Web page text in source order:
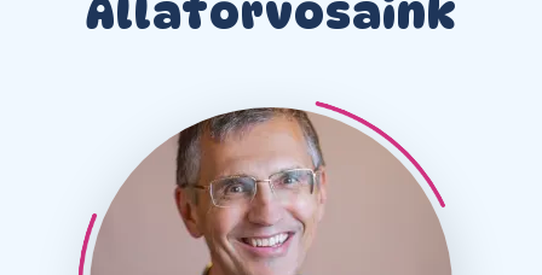
Állatorvosaink